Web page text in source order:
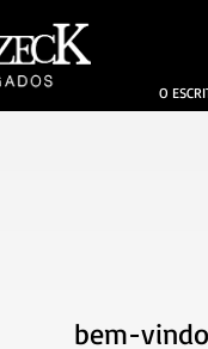
O
bem-